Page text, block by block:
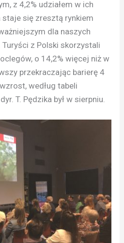
z 4,2% udziałem w ich
się zresztą rynkiem
dla naszych
z Polski skorzystali
o 14,2% więcej niż w
przekraczając barierę 4
według tabeli
T. Pędzika był w sierpniu.